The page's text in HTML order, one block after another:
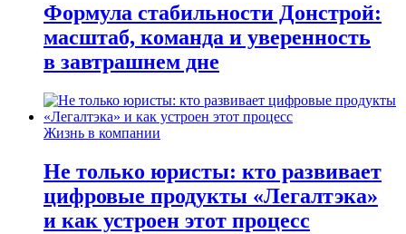
Формула стабильности Донстрой:
масштаб, команда и уверенность
в завтрашнем дне
Жизнь в компании
Не только юристы: кто развивает
цифровые продукты «Легалтэка»
и как устроен этот процесс